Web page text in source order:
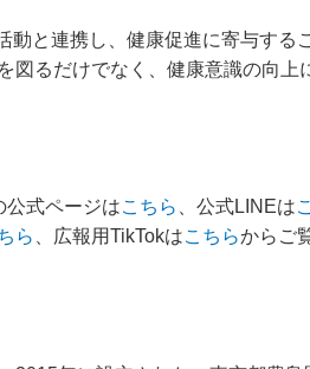
と連携し、健康促進に寄与する
図るだけでなく、健康意識の向上
公式ページはこちら 、公式LINEは
ら 、広報用TikTokはこちらからご